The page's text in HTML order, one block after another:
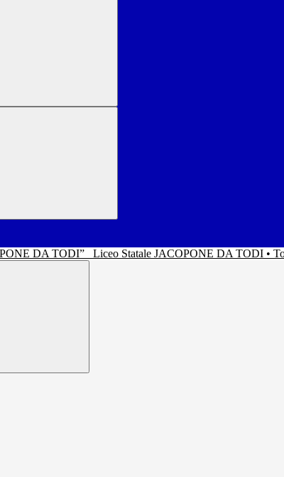
Liceo Statale JACOPONE DA TODI •